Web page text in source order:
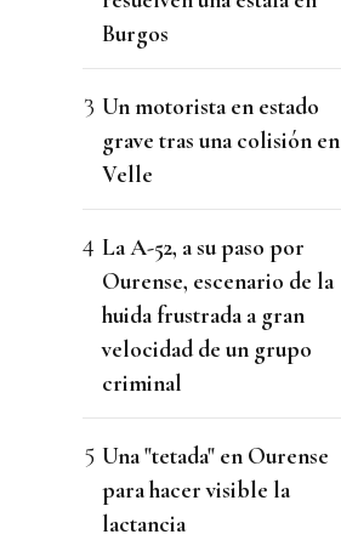
Burgos
Un motorista en estado
grave tras una colisión en
Velle
La A-52, a su paso por
Ourense, escenario de la
huida frustrada a gran
velocidad de un grupo
criminal
Una "tetada" en Ourense
para hacer visible la
lactancia